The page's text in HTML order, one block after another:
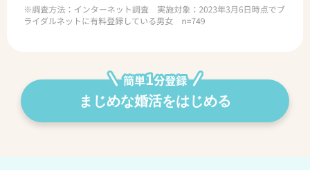
まじめな婚活をはじめる